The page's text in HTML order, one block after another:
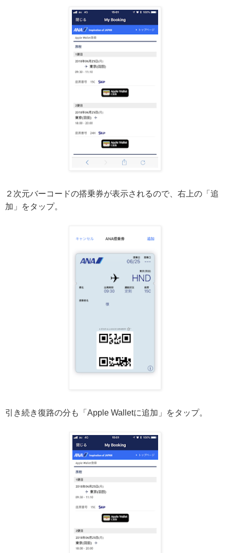
２次元バーコードの搭乗券が表示されるので、右上の「追
加」をタップ。
引き続き復路の分も「Apple Walletに追加」をタップ。